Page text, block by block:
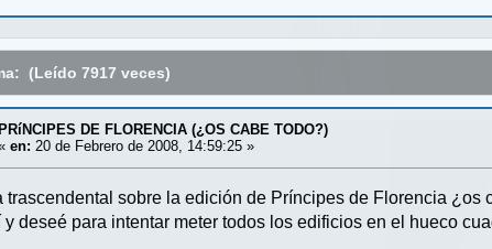
(Leído 7917 veces)
PRíNCIPES DE FLORENCIA (¿OS CABE TODO?)
en: 20 de Febrero de 2008, 14:59:25 »
trascendental sobre la edición de Príncipes de Florencia
y deseé para intentar meter todos los edificios en el hueco